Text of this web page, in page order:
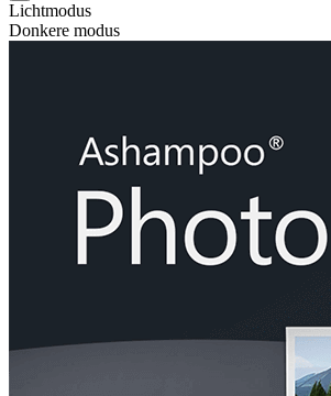
Lichtmodus
Donkere modus